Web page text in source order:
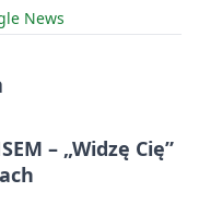
News
– „Widzę Cię”